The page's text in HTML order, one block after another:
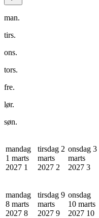
man.
tirs.
ons.
tors.
fre.
lør.
søn.
mandag
1 marts
2027 1
tirsdag 2
marts
2027 2
onsdag 3
marts
2027 3
mandag
8 marts
2027 8
tirsdag 9
marts
2027 9
onsdag
10 marts
2027 10